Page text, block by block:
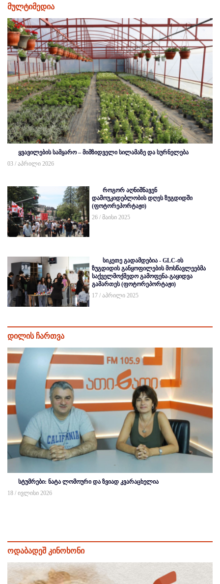
მულტიმედია
ყვავილების სამყარო – მიმზიდველი სილამაზე და სურნელება
03 / აპრილი 2026
როგორ აღნიშნავენ
დამოუკიდებლობის დღეს ზუგდიდში
(ფოტორეპორტაჟი)
26 / მაისი 2025
სიკეთე გადამდებია - GLC-ის
ზუგდიდის განყოფილების მოსწავლეებმა
საქველმოქმედო გამოფენა-გაყიდვა
გამართეს (ფოტორეპორტაჟი)
17 / აპრილი 2025
დილის ჩართვა
სტუმრები: ნატა ლომოური და ზვიად კვარაცხელია
18 / ივლისი 2026
ოდაბადეშ კინოხონი